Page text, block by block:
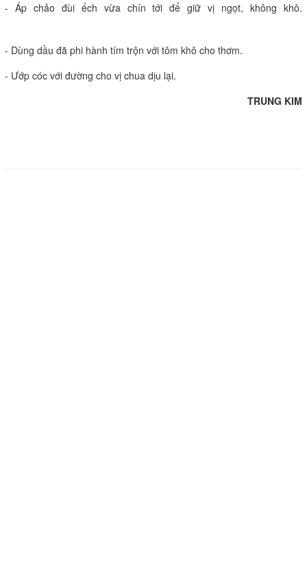
- Áp chảo đùi ếch vừa chín tới để giữ vị ngọt, không khô.
- Dùng dầu đã phi hành tím trộn với tôm khô cho thơm.
- Ướp cóc với đường cho vị chua dịu lại.
TRUNG KIM